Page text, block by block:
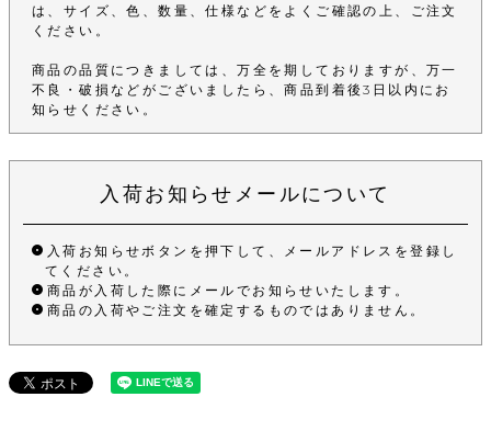
は、サイズ、色、数量、仕様などをよくご確認の上、ご注文
ください。
商品の品質につきましては、万全を期しておりますが、万一
不良・破損などがございましたら、商品到着後3日以内にお
知らせください。
入荷お知らせメールについて
入荷お知らせボタンを押下して、メールアドレスを登録し
てください。
商品が入荷した際にメールでお知らせいたします。
商品の入荷やご注文を確定するものではありません。